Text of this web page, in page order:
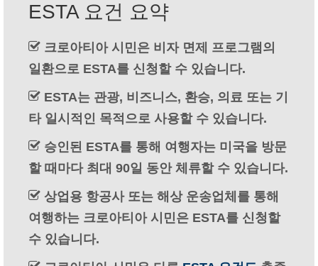
Dansk (덴마크어)
Nederlands(화란어)
영어)
Eesti( 에스토니아어
Français(불어 )
Deutsch(독어)
Ελληνικά(그리스어)
ESTA 요건 요약
크로아티아 시민은 비자 면제 프로그램의
일환으로 ESTA를 신청할 수 있습니다.
ESTA는 관광, 비즈니스, 환승, 의료 또는 기
타 일시적인 목적으로 사용할 수 있습니다.
승인된 ESTA를 통해 여행자는 미국을 방문
할 때마다 최대 90일 동안 체류할 수 있습니다.
상업용 항공사 또는 해상 운송업체를 통해
여행하는 크로아티아 시민은 ESTA를 신청할
수 있습니다.